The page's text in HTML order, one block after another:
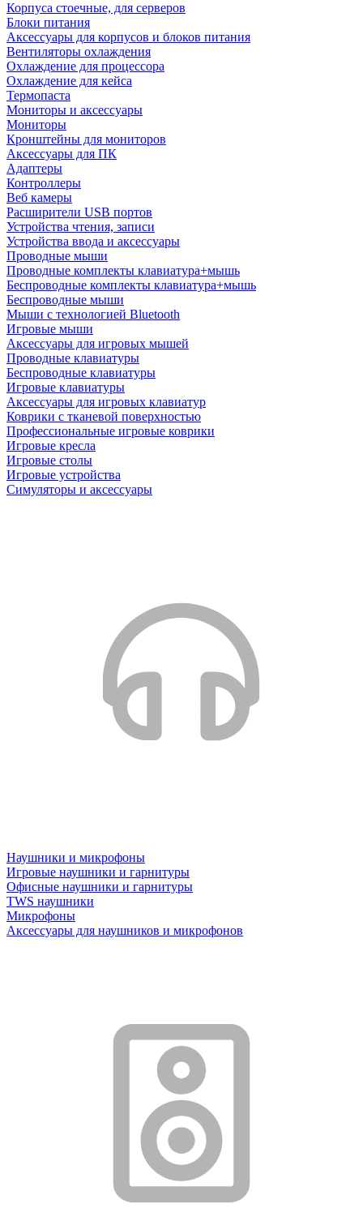
Корпуса стоечные, для серверов
Блоки питания
Аксессуары для корпусов и блоков питания
Вентиляторы охлаждения
Охлаждение для процессора
Охлаждение для кейса
Термопаста
Мониторы и аксессуары
Мониторы
Кронштейны для мониторов
Аксессуары для ПК
Адаптеры
Контроллеры
Веб камеры
Расширители USB портов
Устройства чтения, записи
Устройства ввода и аксессуары
Проводные мыши
Проводные комплекты клавиатура+мышь
Беспроводные комплекты клавиатура+мышь
Беспроводные мыши
Мыши с технологией Bluetooth
Игровые мыши
Аксессуары для игровых мышей
Проводные клавиатуры
Беспроводные клавиатуры
Игровые клавиатуры
Аксессуары для игровых клавиатур
Коврики с тканевой поверхностью
Профессиональные игровые коврики
Игровые кресла
Игровые столы
Игровые устройства
Симуляторы и аксессуары
Наушники и микрофоны
Игровые наушники и гарнитуры
Офисные наушники и гарнитуры
TWS наушники
Микрофоны
Аксессуары для наушников и микрофонов